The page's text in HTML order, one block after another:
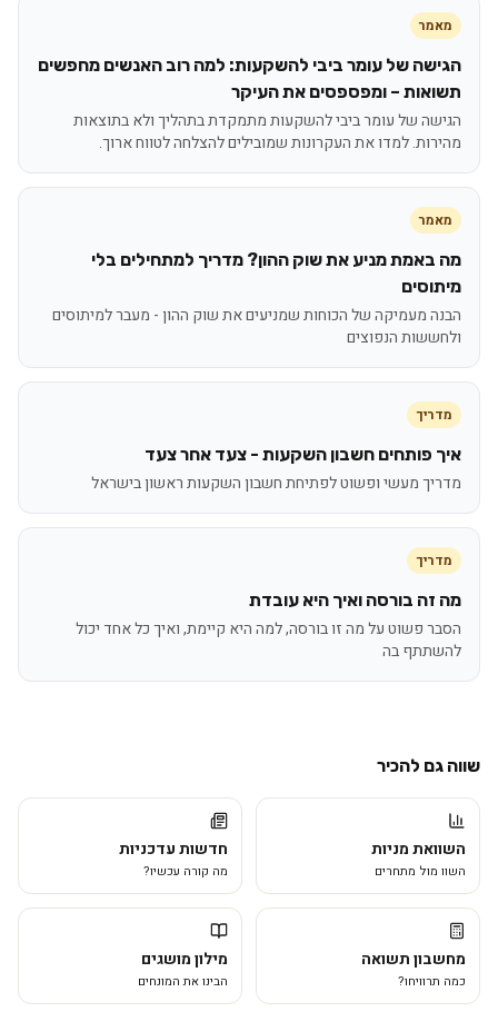
מאמר
הגישה של עומר ביבי להשקעות: למה רוב האנשים מחפשים
תשואות – ומפספסים את העיקר
הגישה של עומר ביבי להשקעות מתמקדת בתהליך ולא בתוצאות
מהירות. למדו את העקרונות שמובילים להצלחה לטווח ארוך.
מאמר
מה באמת מניע את שוק ההון? מדריך למתחילים בלי
מיתוסים
הבנה מעמיקה של הכוחות שמניעים את שוק ההון - מעבר למיתוסים
ולחששות הנפוצים
מדריך
איך פותחים חשבון השקעות - צעד אחר צעד
מדריך מעשי ופשוט לפתיחת חשבון השקעות ראשון בישראל
מדריך
מה זה בורסה ואיך היא עובדת
הסבר פשוט על מה זו בורסה, למה היא קיימת, ואיך כל אחד יכול
להשתתף בה
שווה גם להכיר
השוואת מניות
השוו מול מתחרים
חדשות עדכניות
מה קורה עכשיו?
מחשבון תשואה
כמה תרוויחו?
מילון מושגים
הבינו את המונחים